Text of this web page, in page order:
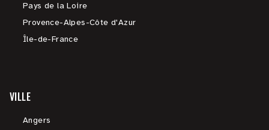
Pays de la Loire
Provence-Alpes-Côte d'Azur
Île-de-France
VILLE
Angers